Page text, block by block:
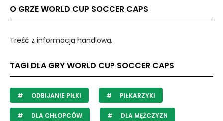
O GRZE WORLD CUP SOCCER CAPS
Treść z informacją handlową.
TAGI DLA GRY WORLD CUP SOCCER CAPS
ODBIJANIE PIŁKI PIŁKARZYKI
DLA CHŁOPCÓW DLA MĘŻCZYZN